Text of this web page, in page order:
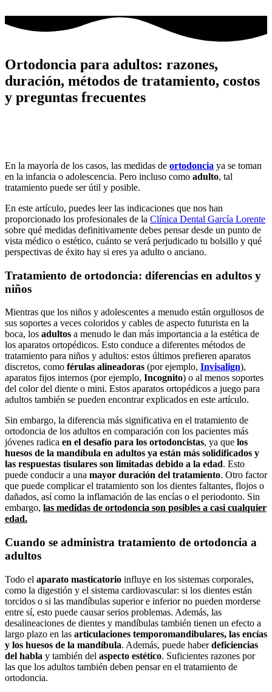
contenido
Ortodoncia para adultos: razones,
duración, métodos de tratamiento, costos
y preguntas frecuentes
En la mayoría de los casos, las medidas de ortodoncia ya se toman
en la infancia o adolescencia. Pero incluso como adulto, tal
tratamiento puede ser útil y posible.
En este artículo, puedes leer las indicaciones que nos han
proporcionado los profesionales de la Clínica Dental García Lorente
sobre qué medidas definitivamente debes pensar desde un punto de
vista médico o estético, cuánto se verá perjudicado tu bolsillo y qué
perspectivas de éxito hay si eres ya adulto o anciano.
Tratamiento de ortodoncia: diferencias en adultos y
niños
Mientras que los niños y adolescentes a menudo están orgullosos de
sus soportes a veces coloridos y cables de aspecto futurista en la
boca, los adultos a menudo le dan más importancia a la estética de
los aparatos ortopédicos. Esto conduce a diferentes métodos de
tratamiento para niños y adultos: estos últimos prefieren aparatos
discretos, como férulas alineadoras (por ejemplo, Invisalign),
aparatos fijos internos (por ejemplo, Incognito) o al menos soportes
del color del diente o mini. Estos aparatos ortopédicos a juego para
adultos también se pueden encontrar explicados en este artículo.
Sin embargo, la diferencia más significativa en el tratamiento de
ortodoncia de los adultos en comparación con los pacientes más
jóvenes radica en el desafío para los ortodoncistas, ya que los
huesos de la mandíbula en adultos ya están más solidificados y
las respuestas tisulares son limitadas debido a la edad. Esto
puede conducir a una mayor duración del tratamiento. Otro factor
que puede complicar el tratamiento son los dientes faltantes, flojos o
dañados, así como la inflamación de las encías o el periodonto. Sin
embargo, las medidas de ortodoncia son posibles a casi cualquier
edad.
Cuando se administra tratamiento de ortodoncia a
adultos
Todo el aparato masticatorio influye en los sistemas corporales,
como la digestión y el sistema cardiovascular: si los dientes están
torcidos o si las mandíbulas superior e inferior no pueden morderse
entre sí, esto puede causar serios problemas. Además, las
desalineaciones de dientes y mandíbulas también tienen un efecto a
largo plazo en las articulaciones temporomandibulares, las encías
y los huesos de la mandíbula. Además, puede haberdeficiencias
del habla y también del aspecto estético. Suficientes razones por
las que los adultos también deben pensar en el tratamiento de
ortodoncia.